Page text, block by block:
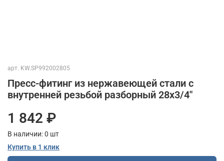
арт. KW.SP992002805
Пресс-фитинг из нержавеющей стали с
внутренней резьбой разборный 28х3/4"
1 842 ₽
В наличии:0 шт
Купить в 1 клик